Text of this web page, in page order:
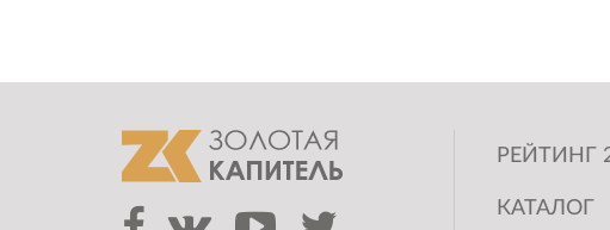
РЕЙТИНГ
КАТАЛОГ